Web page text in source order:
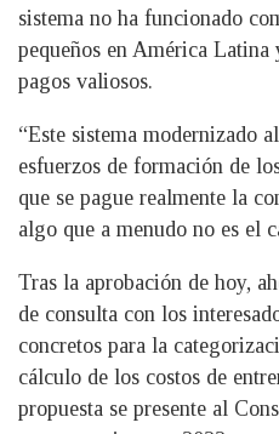
sistema no ha funcionado
pequeños en América
pagos valiosos.
“Este sistema modernizado
esfuerzos de formación de
que se pague realmente la
algo que a menudo no es el
Tras la aprobación de hoy,
de consulta con los
concretos para la
cálculo de los costos de
propuesta se presente al